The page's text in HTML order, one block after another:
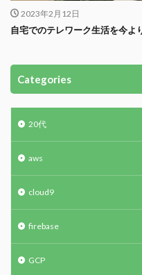
2023年2月12日
自宅でのテレワーク生活を今よ
Categories
20代
aws
cloud9
firebase
GCP